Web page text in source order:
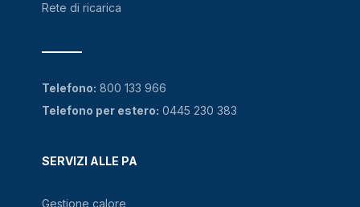
Rete di ricarica
SERVIZI ALLE PA
Gestione calore
Telefono: 800 133 966
Telefono per estero: 0445 230 383